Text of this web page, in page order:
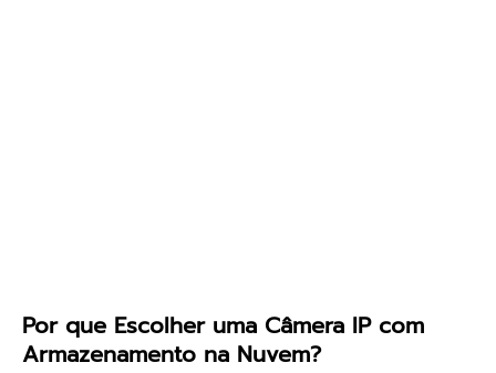
Por que Escolher uma Câmera IP com
Armazenamento na Nuvem?